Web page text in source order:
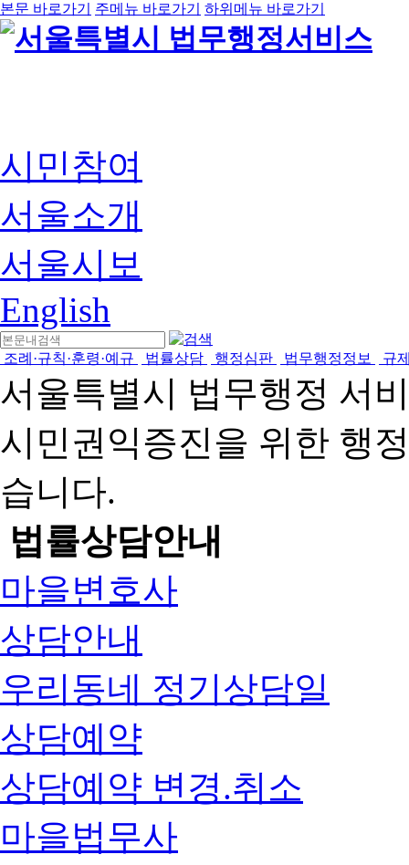
본문 바로가기 주메뉴 바로가기 하위메뉴 바로가기
시민참여
서울소개
서울시보
English
조례·규칙·훈령·예규 법률상담 행정심판 법무행정정보 규
서울특별시 법무행정 서
시민권익증진을 위한 행
습니다.
법률상담안내
마을변호사
상담안내
우리동네 정기상담일
상담예약
상담예약 변경.취소
마을법무사